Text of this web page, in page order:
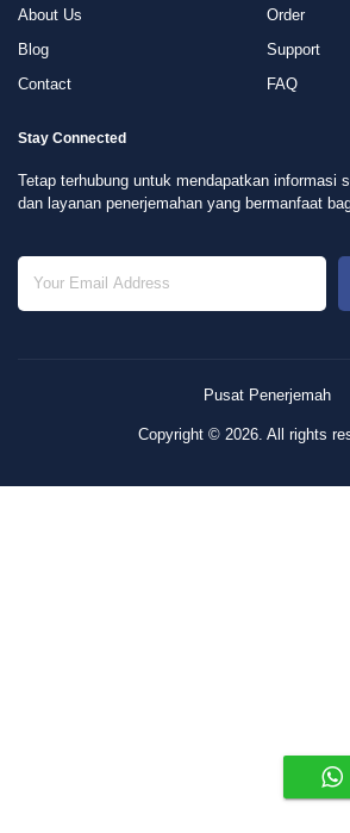
About Us
Blog
Contact
Order
Support
FAQ
Stay Connected
Tetap terhubung untuk mendapatkan informasi
dan layanan penerjemahan yang bermanfaat
Pusat Penerjemah
Copyright © 2026. All rights